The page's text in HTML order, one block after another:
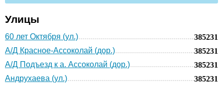
Улицы
60 лет Октября (ул.)
385231
А/Д Красное-Ассоколай (дор.)
385231
А/Д Подъезд к а. Ассоколай (дор.)
385231
Андрухаева (ул.)
385231